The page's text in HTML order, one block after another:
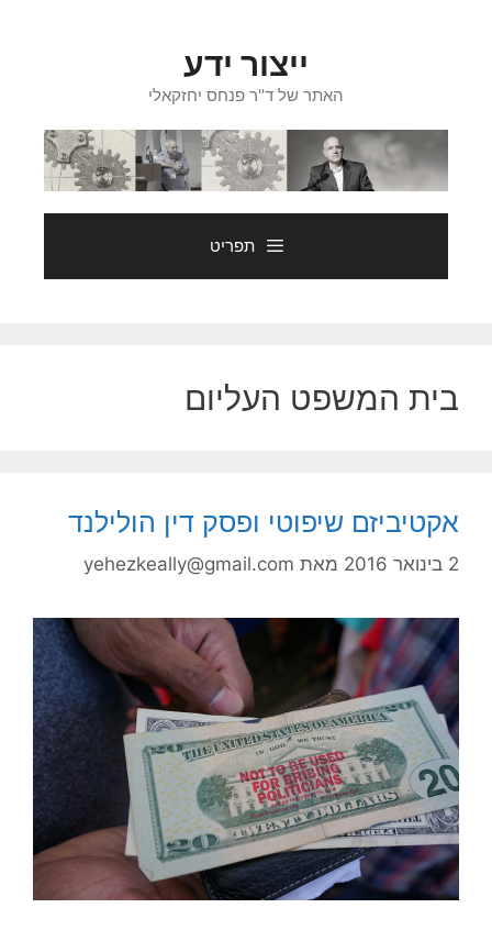
ייצור ידע
האתר של ד"ר פנחס יחזקאלי
תפריט
בית המשפט העליום
אקטיביזם שיפוטי ופסק דין הולילנד
2 בינואר 2016 מאת yehezkeally@gmail.com